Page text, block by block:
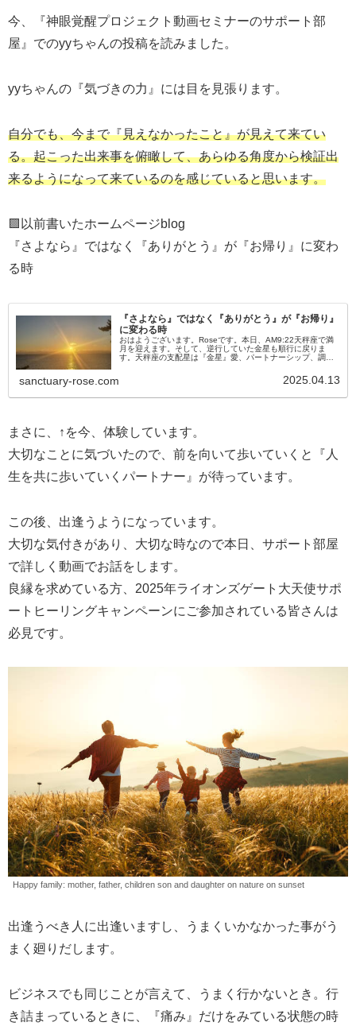
今、『神眼覚醒プロジェクト動画セミナーのサポート部
屋』でのyyちゃんの投稿を読みました。
yyちゃんの『気づきの力』には目を見張ります。
自分でも、今まで『見えなかったこと』が見えて来てい
る。起こった出来事を俯瞰して、あらゆる角度から検証出
来るようになって来ているのを感じていると思います。
🟪以前書いたホームページblog
『さよなら』ではなく『ありがとう』が『お帰り』に変わ
る時
『さよなら』ではなく『ありがとう』が『お帰り』
に変わる時
おはようございます。Roseです。本日、AM9:22天秤座で満
月を迎えます。そして、逆行していた金星も順行に戻りま
す。天秤座の支配星は『金星』愛、パートナーシップ、調
sanctuary-rose.com 2025.04.13
まさに、↑を今、体験しています。
大切なことに気づいたので、前を向いて歩いていくと『人
生を共に歩いていくパートナー』が待っています。
この後、出逢うようになっています。
大切な気付きがあり、大切な時なので本日、サポート部屋
で詳しく動画でお話をします。
良縁を求めている方、2025年ライオンズゲート大天使サポ
ートヒーリングキャンペーンにご参加されている皆さんは
必見です。
Happy family: mother, father, children son and daughter on nature on sunset
出逢うべき人に出逢いますし、うまくいかなかった事がう
まく廻りだします。
ビジネスでも同じことが言えて、うまく行かないとき。行
き詰まっているときに、『痛み』だけをみている状態の時